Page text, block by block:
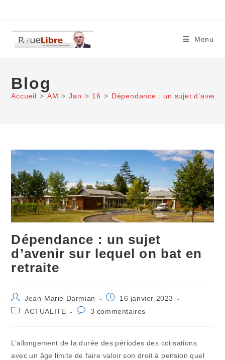
content
Menu
Blog
Accueil > AM > Jan > 16 > Dépendance : un sujet
Dépendance : un sujet
d’avenir sur lequel on bat en
retraite
Auteur/autrice
de
la
Jean-Marie Darmian
Publication
16 janvier 2023
PostACTUALITE
Commentaires
publication :
3 commentaires
L’allongement de la durée des périodes des cotisations
avec un âge limite de faire valoir son droit à pension quel